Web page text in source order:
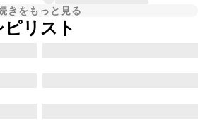
きをもっと見る
リスト